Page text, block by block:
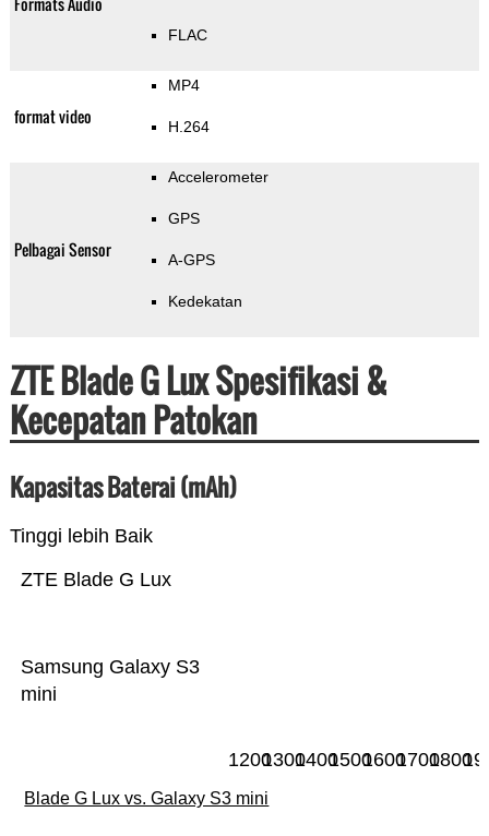
FLAC
format video
MP4
H.264
Pelbagai Sensor
Accelerometer
GPS
A-GPS
Kedekatan
ZTE Blade G Lux Spesifikasi &
Kecepatan Patokan
Kapasitas Baterai (mAh)
Tinggi lebih Baik
Samsung Galaxy S3
mini
ZTE Blade G Lux
1200130014001500160017001800
Blade G Lux vs. Galaxy S3 mini